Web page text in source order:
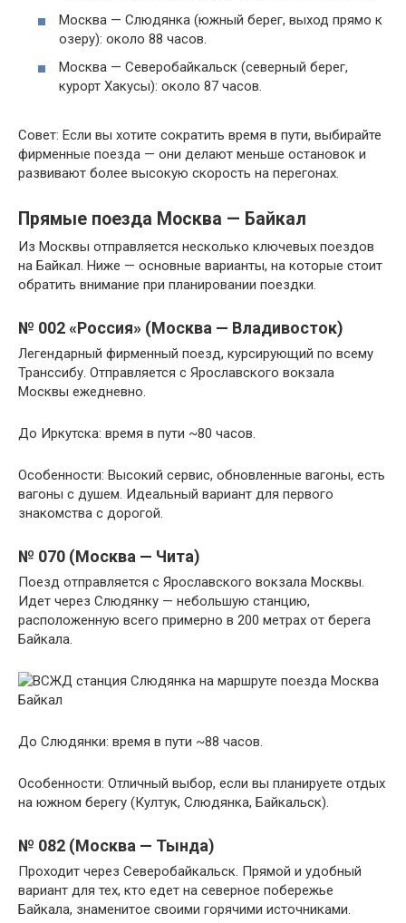
Москва — Слюдянка (южный берег, выход прямо к
озеру): около 88 часов.
Москва — Северобайкальск (северный берег,
курорт Хакусы): около 87 часов.
Совет: Если вы хотите сократить время в пути, выбирайте
фирменные поезда — они делают меньше остановок и
развивают более высокую скорость на перегонах.
Прямые поезда Москва — Байкал
Из Москвы отправляется несколько ключевых поездов
на Байкал. Ниже — основные варианты, на которые стоит
обратить внимание при планировании поездки.
№ 002 «Россия» (Москва — Владивосток)
Легендарный фирменный поезд, курсирующий по всему
Транссибу. Отправляется с Ярославского вокзала
Москвы ежедневно.
До Иркутска: время в пути ~80 часов.
Особенности: Высокий сервис, обновленные вагоны, есть
вагоны с душем. Идеальный вариант для первого
знакомства с дорогой.
№ 070 (Москва — Чита)
Поезд отправляется с Ярославского вокзала Москвы.
Идет через Слюдянку — небольшую станцию,
расположенную всего примерно в 200 метрах от берега
Байкала.
До Слюдянки: время в пути ~88 часов.
Особенности: Отличный выбор, если вы планируете отдых
на южном берегу (Култук, Слюдянка, Байкальск).
№ 082 (Москва — Тында)
Проходит через Северобайкальск. Прямой и удобный
вариант для тех, кто едет на северное побережье
Байкала, знаменитое своими горячими источниками.